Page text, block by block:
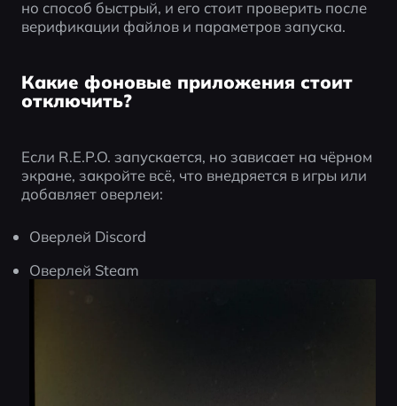
но способ быстрый, и его стоит проверить после
верификации файлов и параметров запуска.
Какие фоновые приложения стоит
отключить?
Если R.E.P.O. запускается, но зависает на чёрном
экране, закройте всё, что внедряется в игры или
добавляет оверлеи:
Оверлей Discord
Оверлей Steam